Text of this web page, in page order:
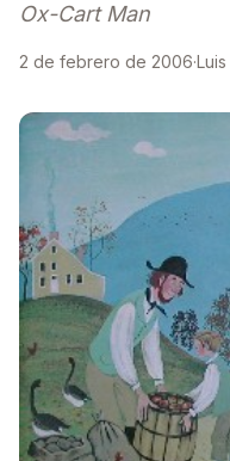
Ox-Cart Man
2 de febrero de 2006·